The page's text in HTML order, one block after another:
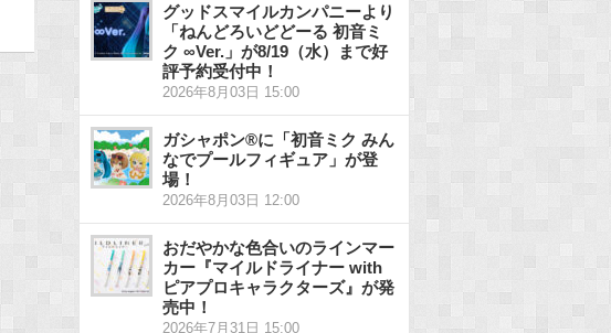
グッドスマイルカンパニーより
「ねんどろいどどーる 初音ミ
ク ∞Ver.」が8/19（水）まで好
評予約受付中！
2026年8月03日 15:00
ガシャポン®に「初音ミク みん
なでプールフィギュア」が登
場！
2026年8月03日 12:00
おだやかな色合いのラインマー
カー『マイルドライナー with
ピアプロキャラクターズ』が発
売中！
2026年7月31日 15:00